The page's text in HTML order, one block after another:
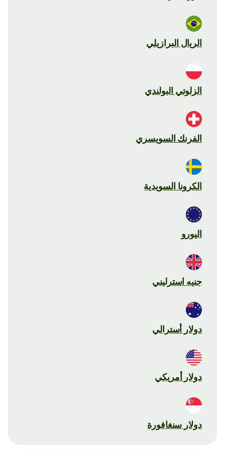
الريال البرازيلي
الزلوتي البولندي
الفرنك السويسري
الكرونا السويدية
اليورو
جنيه استرليني
دولار أسترالي
دولار أمريكي
دولار سنغافورة